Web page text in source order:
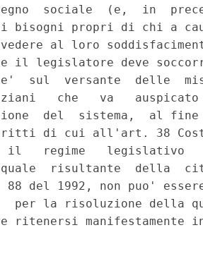
sociale  (e,  in
bisogni propri di chi a
al loro
il legislatore deve
sul  versante  delle
che   va
del  sistema,  al
di cui all'art. 38
il   regime   legislativo
quale  risultante  della
del 1992, non puo'
per la risoluzione della